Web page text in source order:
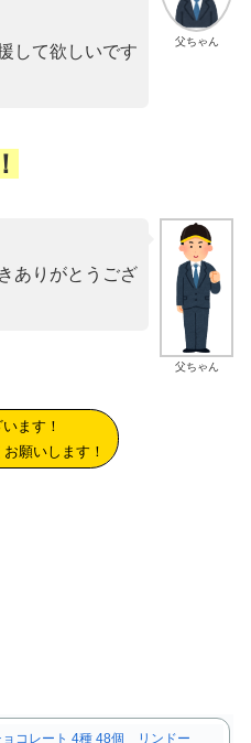
父ちゃん
して欲しいです
父ちゃん
ありがとうござ
ます！
願いします！
コレート 4種 48個 リンドー